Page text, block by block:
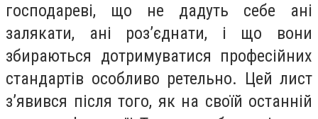
господареві, що не дадуть себе ані
залякати, ані роз’єднати, і що вони
збираються дотримуватися професійних
стандартів особливо ретельно. Цей лист
з’явився після того, як на своїй останній